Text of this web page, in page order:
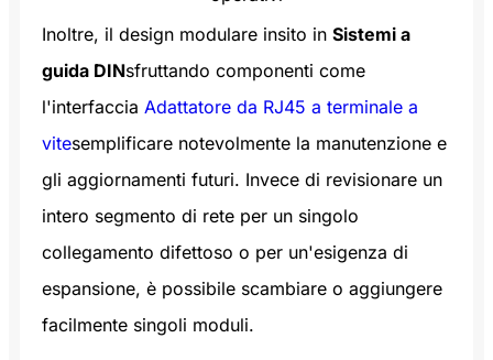
Inoltre, il design modulare insito in Sistemi a
guida DINsfruttando componenti come
l'interfaccia Adattatore da RJ45 a terminale a
vitesemplificare notevolmente la manutenzione e
gli aggiornamenti futuri. Invece di revisionare un
intero segmento di rete per un singolo
collegamento difettoso o per un'esigenza di
espansione, è possibile scambiare o aggiungere
facilmente singoli moduli.